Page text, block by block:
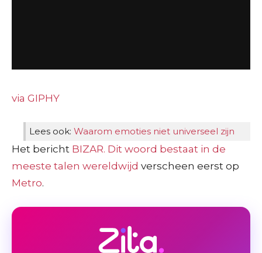
via GIPHY
Lees ook: Waarom emoties niet universeel zijn
Het bericht BIZAR. Dit woord bestaat in de
meeste talen wereldwijd verscheen eerst op
Metro.